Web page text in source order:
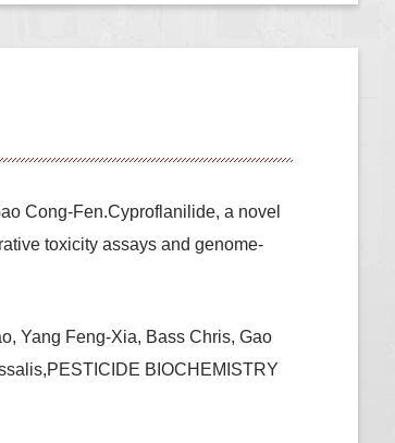
Cong-Fen.Cyproflanilide, a novel
toxicity assays and genome-
Yang Feng-Xia, Bass Chris, Gao
BIOCHEMISTRY